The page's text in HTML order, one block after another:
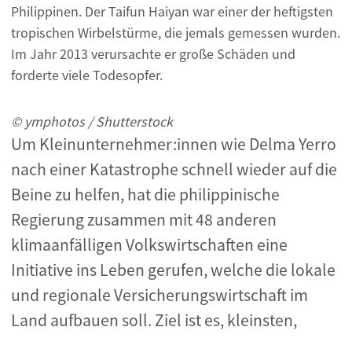
Philippinen. Der Taifun Haiyan war einer der heftigsten
tropischen Wirbelstürme, die jemals gemessen wurden.
Im Jahr 2013 verursachte er große Schäden und
forderte viele Todesopfer.
© ymphotos / Shutterstock
Um Kleinunternehmer:innen wie Delma Yerro
nach einer Katastrophe schnell wieder auf die
Beine zu helfen, hat die philippinische
Regierung zusammen mit 48 anderen
klimaanfälligen Volkswirtschaften eine
Initiative ins Leben gerufen, welche die lokale
und regionale Versicherungswirtschaft im
Land aufbauen soll. Ziel ist es, kleinsten,